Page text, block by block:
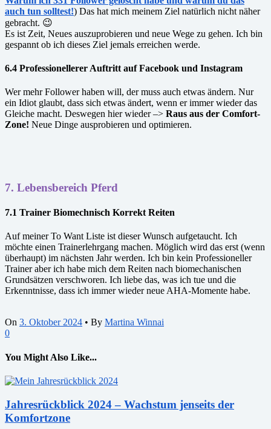
auch tun solltest!) Das hat mich meinem Ziel natürlich nicht näher
gebracht. 😉
Es ist Zeit, Neues auszuprobieren und neue Wege zu gehen. Ich bin
gespannt ob ich dieses Ziel jemals erreichen werde.
6.4 Professionellerer Auftritt auf Facebook und Instagram
Wer mehr Follower haben will, der muss auch etwas ändern. Nur
ein Idiot glaubt, dass sich etwas ändert, wenn er immer wieder das
Gleiche macht. Deswegen hier wieder –> Raus aus der Comfort-
Zone! Neue Dinge ausprobieren und optimieren.
7. Lebensbereich Pferd
7.1 Trainer Biomechnisch Korrekt Reiten
Auf meiner To Want Liste ist dieser Wunsch aufgetaucht. Ich
möchte einen Trainerlehrgang machen. Möglich wird das erst (wenn
überhaupt) im nächsten Jahr werden. Ich bin kein Professioneller
Trainer aber ich habe mich dem Reiten nach biomechanischen
Grundsätzen verschworen. Ich liebe das, was ich tue und die
Erkenntnisse, dass ich immer wieder neue AHA-Momente habe.
On 3. Oktober 2024 • By Martina Winnai
0
You Might Also Like...
Jahresrückblick 2024 – Wachstum jenseits der
Komfortzone